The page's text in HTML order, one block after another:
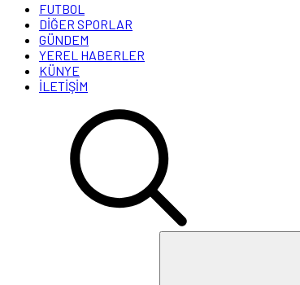
FUTBOL
DİĞER SPORLAR
GÜNDEM
YEREL HABERLER
KÜNYE
İLETİŞİM